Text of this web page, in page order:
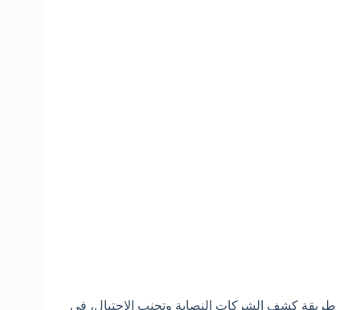
طريقة كشف الشركات النصابة وتجنب الاحتيال، في